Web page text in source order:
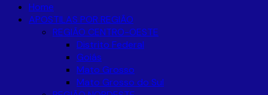
Home
APOSTILAS POR REGIÃO
REGIÃO CENTRO-OESTE
Distrito Federal
Goiás
Mato Grosso
Mato Grosso do Sul